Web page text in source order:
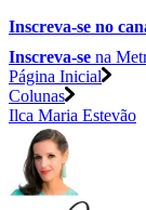
Inscreva-se no
Inscreva-se na
Página Inicial
Colunas
Ilca Maria Estevão